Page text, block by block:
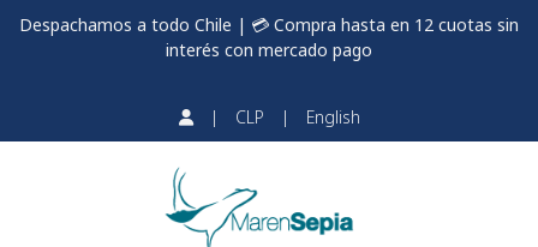
Despachamos a todo Chile | 💳 Compra hasta en 12 cuotas sin
interés con mercado pago
| CLP | English